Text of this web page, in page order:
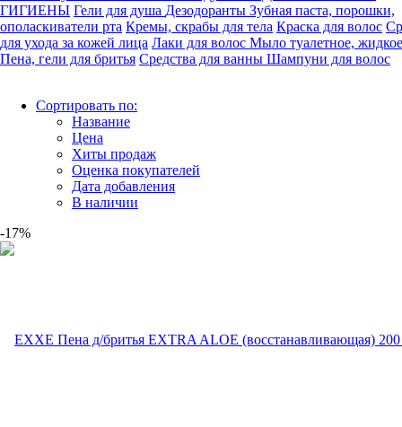
ГИГИЕНЫ Гели для душа Дезодоранты Зубная паста, порошки,
ополаскиватели рта Кремы, скрабы для тела Краска для волос
для ухода за кожей лица Лаки для волос Мыло туалетное,
Пена, гели для бритья Средства для ванны Шампуни для волос
Сортировать по:
Название
Цена
Хиты продаж
Оценка покупателей
Дата добавления
В наличии
-17%